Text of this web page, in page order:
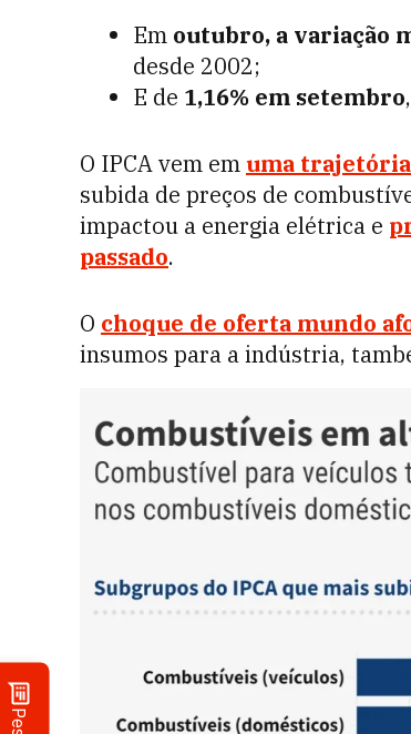
Em outubro, a variação
desde 2002;
E de 1,16% em setembro,
O IPCA vem emuma trajetória
subida de preços de
impactou a energia elétrica e
passado.
O choque de oferta mundo
insumos para a indústria,